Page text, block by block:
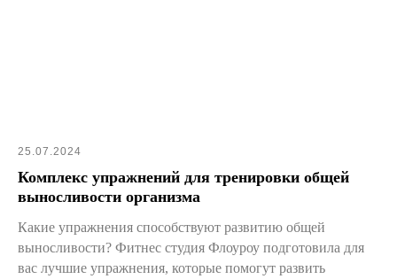
25.07.2024
Комплекс упражнений для тренировки общей
выносливости организма
Какие упражнения способствуют развитию общей
выносливости? Фитнес студия Флоуроу подготовила для
вас лучшие упражнения, которые помогут развить